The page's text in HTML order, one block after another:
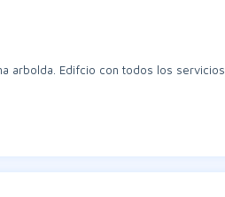
arbolda. Edifcio con todos los servicios.